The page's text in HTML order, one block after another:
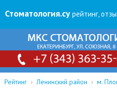
Стоматология.су рейтинг,
Рейтинг › Ленинский район › м.